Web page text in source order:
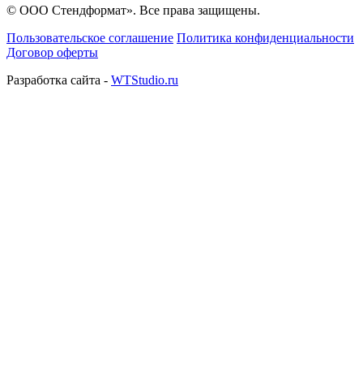
© ООО Стендформат». Все права защищены.
Пользовательское соглашение Политика конфиденциальности
Договор оферты
Разработка сайта - WTStudio.ru